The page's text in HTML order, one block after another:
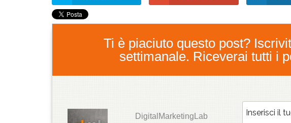
Ti è piaciuto questo post?
settimanale. Riceverai tutti i
DigitalMarketingLab